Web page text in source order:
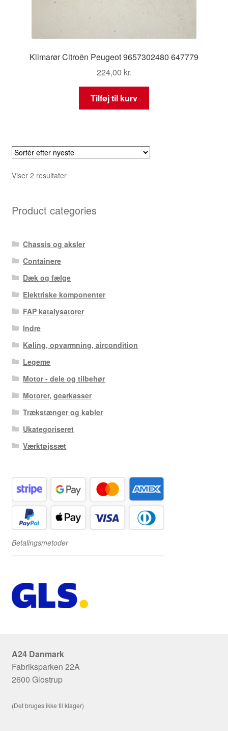
Klimarør Citroën Peugeot 9657302480 647779
224,00 kr.
Tilføj til kurv
Viser 2 resultaterSorteret
Product categories
Chassis og aksler
Containere
Dæk og fælge
Elektriske komponenter
FAP katalysatorer
Indre
Køling, opvarmning, aircondition
Legeme
Motor - dele og tilbehør
Motorer, gearkasser
Trækstænger og kabler
Ukategoriseret
Værktøjssæt
Betalingsmetoder
A24 Danmark
Fabriksparken 22A
2600 Glostrup
(Det bruges ikke til klager)